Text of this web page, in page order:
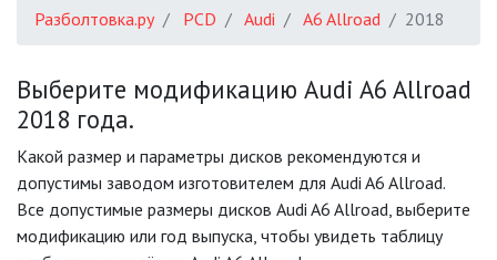
Разболтовка.ру PCD Audi A6 Allroad 2018
Выберите модификацию Audi A6 Allroad
2018 года.
Какой размер и параметры дисков рекомендуются и
допустимы заводом изготовителем для Audi A6 Allroad.
Все допустимые размеры дисков Audi A6 Allroad, выберите
модификацию или год выпуска, чтобы увидеть таблицу